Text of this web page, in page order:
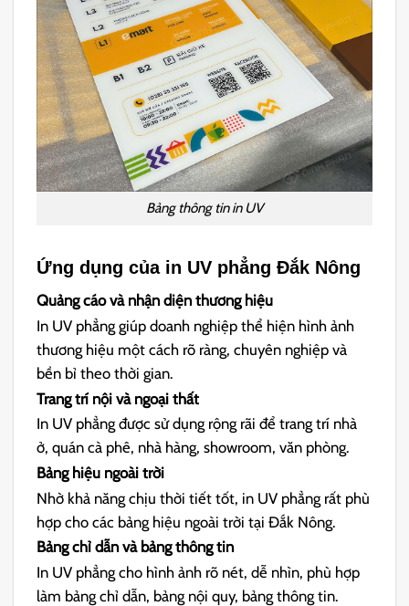
Bảng thông tin in UV
Ứng dụng của in UV phẳng Đắk Nông
Quảng cáo và nhận diện thương hiệu
In UV phẳng giúp doanh nghiệp thể hiện hình ảnh
thương hiệu một cách rõ ràng, chuyên nghiệp và
bền bỉ theo thời gian.
Trang trí nội và ngoại thất
In UV phẳng được sử dụng rộng rãi để trang trí nhà
ở, quán cà phê, nhà hàng, showroom, văn phòng.
Bảng hiệu ngoài trời
Nhờ khả năng chịu thời tiết tốt, in UV phẳng rất phù
hợp cho các bảng hiệu ngoài trời tại Đắk Nông.
Bảng chỉ dẫn và bảng thông tin
In UV phẳng cho hình ảnh rõ nét, dễ nhìn, phù hợp
làm bảng chỉ dẫn, bảng nội quy, bảng thông tin.